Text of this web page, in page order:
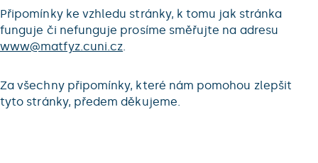
Připomínky ke vzhledu stránky, k tomu jak stránka
funguje či nefunguje prosíme směřujte na adresu
www@matfyz.cuni.cz.
Za všechny připomínky, které nám pomohou zlepšit
tyto stránky, předem děkujeme.